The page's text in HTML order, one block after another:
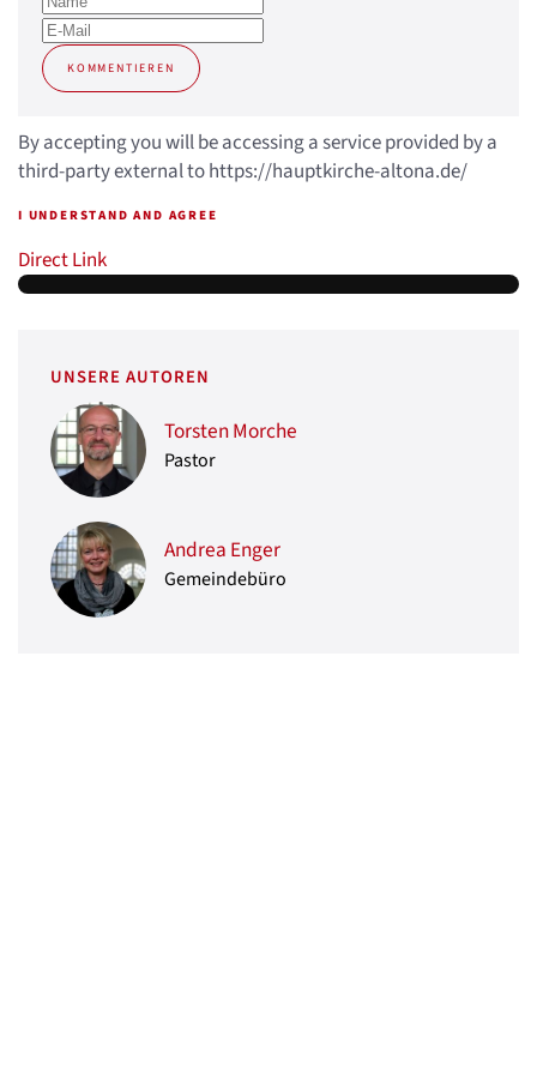
KOMMENTIEREN
By accepting you will be accessing a service provided by a
third-party external to https://hauptkirche-altona.de/
I UNDERSTAND AND AGREE
Direct Link
UNSERE AUTOREN
Torsten Morche
Pastor
Andrea Enger
Gemeindebüro